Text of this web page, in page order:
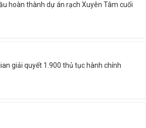
hoàn thành dự án rạch Xuyên Tâm cuối
giải quyết 1.900 thủ tục hành chính